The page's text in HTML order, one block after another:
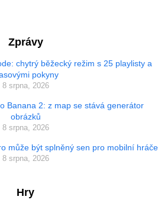
Zprávy
chytrý běžecký režim s 25 playlisty a
pokyny
8 srpna, 2026
Banana 2: z map se stává generátor
obrázků
8 srpna, 2026
může být splněný sen pro mobilní hráče
8 srpna, 2026
Hry